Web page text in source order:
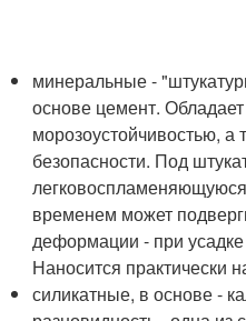
минеральные -
основе цемент.
морозоустойчивостью, а
безопасности. Под
временем может
деформации - при
Наносится практически
силикатные, в основе -